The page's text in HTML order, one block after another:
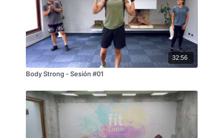
32:56
Body Strong - Sesión #01